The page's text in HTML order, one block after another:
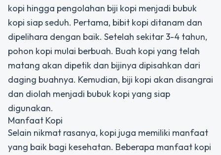
kopi hingga pengolahan biji kopi menjadi bubuk
kopi siap seduh. Pertama, bibit kopi ditanam dan
dipelihara dengan baik. Setelah sekitar 3-4 tahun,
pohon kopi mulai berbuah. Buah kopi yang telah
matang akan dipetik dan bijinya dipisahkan dari
daging buahnya. Kemudian, biji kopi akan disangrai
dan diolah menjadi bubuk kopi yang siap
digunakan.
Manfaat Kopi
Selain nikmat rasanya, kopi juga memiliki manfaat
yang baik bagi kesehatan. Beberapa manfaat kopi